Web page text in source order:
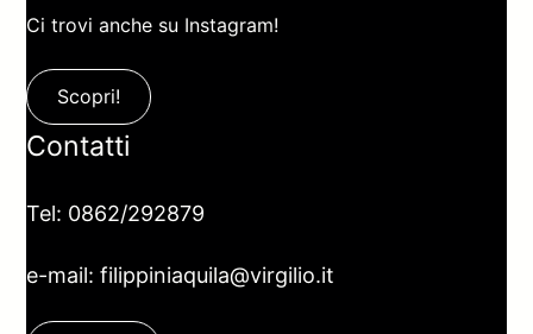
Ci trovi anche su Instagram!
Scopri!
Contatti
Tel: 0862/292879
e-mail: filippiniaquila@virgilio.it